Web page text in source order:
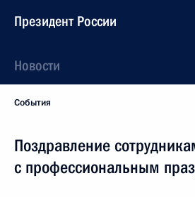
Президент России
Новости
События
Поздравление
с профессиональным